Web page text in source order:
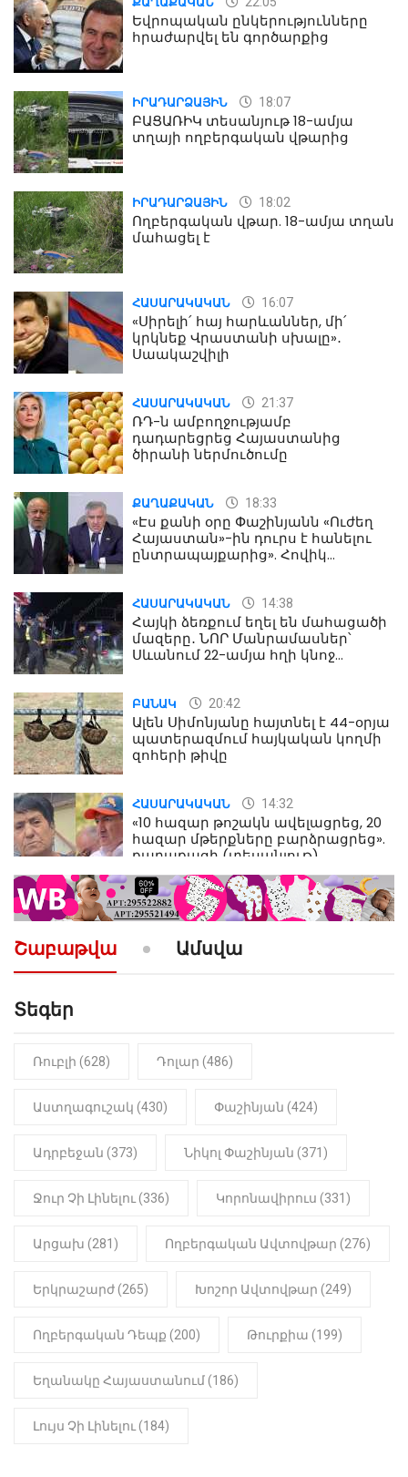
Եվրոպական ընկերությունները
հրաժարվել են գործարքից
ԻՐԱԴԱՐՁԱՅԻՆ 18:07
ԲԱՑԱՌԻԿ տեսանյութ 18-ամյա
տղայի ողբերգական վթարից
ԻՐԱԴԱՐՁԱՅԻՆ 18:02
Ողբերգական վթար. 18-ամյա տղան
մահացել է
ՀԱՍԱՐԱԿԱԿԱՆ 16:07
«Սիրելի՛ հայ հարևաններ, մի՛
կրկնեք Վրաստանի սխալը»․
Սաակաշվիլի
ՀԱՍԱՐԱԿԱԿԱՆ 21:37
ՌԴ-ն ամբողջությամբ
դադարեցրեց Հայաստանից
ծիրանի ներմուծումը
ՔԱՂԱՔԱԿԱՆ 18:33
«Էս քանի օրը Փաշինյանն «Ուժեղ
Հայաստան»-ին դուրս է հանելու
ընտրապայքարից». Հովիկ
ՀԱՍԱՐԱԿԱԿԱՆ 14:38
Հայկի ձեռքում եղել են մահացածի
մազերը․ ՆՈՐ Մանրամասներ՝
Սևանում 22-ամյա հղի կնոջ
ԲԱՆԱԿ 20:42
Ալեն Սիմոնյանը հայտնել է 44-օրյա
պատերազմում հայկական կողմի
զոհերի թիվը
ՀԱՍԱՐԱԿԱԿԱՆ 14:32
«10 հազար թոշակն ավելացրեց, 20
հազար մթերքները բարձրացրեց».
քաղաքացի (տեսանյութ)
ՔԱՂԱՔԱԿԱՆ 10:52
«Լեզվիդ տալու փոխարեն
արտաբերիր այս երկու
նախադասությունը»․ Իշխան
Նիկոլ Փաշինյան
ԻՐԱԴԱՐՁԱՅԻՆ 22:01
մանկապղծության համար
մարմինը
Շաբաթվա Ամսվա
Տեգեր
Ռուբլի (628) Դոլար (486)
Աստղագուշակ (430) Փաշինյան (424)
Ադրբեջան (373) Նիկոլ Փաշինյան (371)
Ջուր Չի Լինելու (336) Կորոնավիրուս (331)
Արցախ (281) Ողբերգական Ավտովթար (276)
Երկրաշարժ (265) Խոշոր Ավտովթար (249)
Ողբերգական Դեպք (200) Թուրքիա (199)
Եղանակը Հայաստանում (186)
Լույս Չի Լինելու (184)